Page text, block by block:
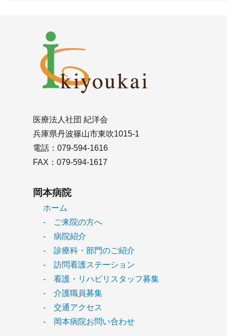
医療法人社団 紀洋会
兵庫県丹波篠山市東吹1015-1
電話：079-594-1616
FAX：079-594-1617
岡本病院
ホーム
- ご来院の方へ
- 病院紹介
- 診療科・部門のご紹介
- 訪問看護ステーション
- 看護・リハビリスタッフ募集
- 介護職員募集
- 交通アクセス
- 岡本病院お問い合わせ